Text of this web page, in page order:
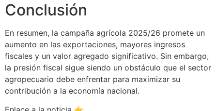
Conclusión
En resumen, la campaña agrícola 2025/26 promete un
aumento en las exportaciones, mayores ingresos
fiscales y un valor agregado significativo. Sin embargo,
la presión fiscal sigue siendo un obstáculo que el sector
agropecuario debe enfrentar para maximizar su
contribución a la economía nacional.